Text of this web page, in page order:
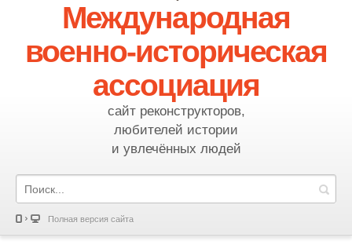
Международная
военно-историческая
ассоциация
сайт реконструкторов,
любителей истории
и увлечённых людей
Полная версия сайта